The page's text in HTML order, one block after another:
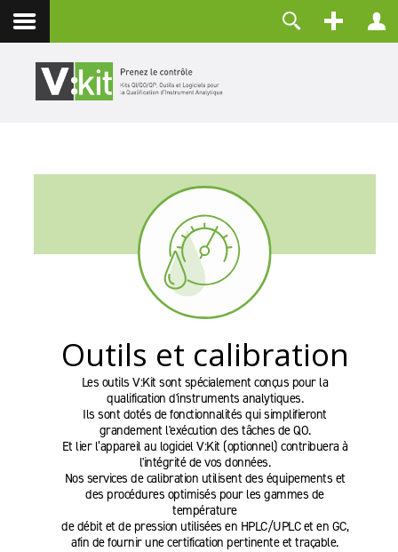
Contact
Mot de passe
Mot de passe perdu ?
Identifiant perdu ?
Créer un compte
Outils et calibration
Les outils V:Kit sont spécialement conçus pour la
qualification d'instruments analytiques.
Ils sont dotés de fonctionnalités qui simplifieront
grandement l'exécution des tâches de QO.
Et lier l’appareil au logiciel V:Kit (optionnel) contribuera à
l'intégrité de vos données.
Nos services de calibration utilisent des équipements et
des procédures optimisés pour les gammes de
température
de débit et de pression utilisées en HPLC/UPLC et en GC,
afin de fournir une certification pertinente et traçable.